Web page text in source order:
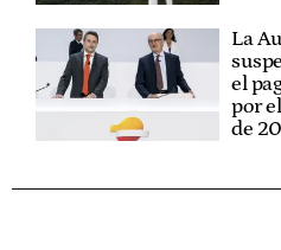
La
el
por
de